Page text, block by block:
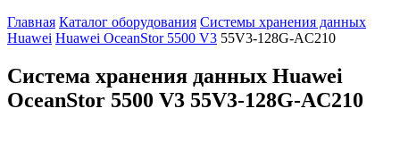
Главная Каталог оборудования Системы хранения данных
Huawei Huawei OceanStor 5500 V3 55V3-128G-AC210
Система хранения данных Huawei
OceanStor 5500 V3 55V3-128G-AC210